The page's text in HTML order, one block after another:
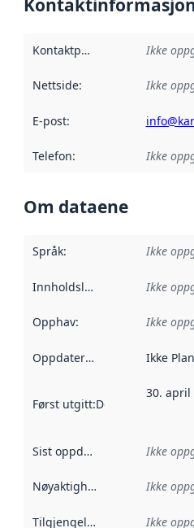
Kontaktpunkt Ikke
Nettside: Ikke
E-post:
Telefon: Ikke
Om dataene
Språk: Ikke
Innholdsleverandører :
Ikke
Opphav: Ikke
Oppdateringsfrekvens :
Ikke
Først utgitt:Denne datoen
30. april
Sist oppdatert Ikke
Nøyaktighet Ikke
Tilgjengelighet Ikke